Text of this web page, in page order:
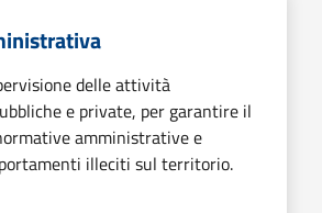
delle attività
e private, per garantire il
amministrative e
illeciti sul territorio.